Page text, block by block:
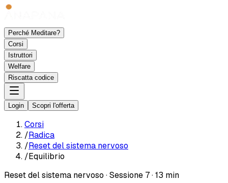
Perché Meditare?
Corsi
Istruttori
Welfare
Riscatta codice
Login Scopri l'offerta
Corsi
/Radica
/Reset del sistema nervoso
/Equilibrio
Reset del sistema nervoso ·Sessione 7·13 min